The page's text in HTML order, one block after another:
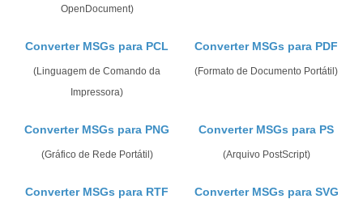
OpenDocument)
Converter MSGs para PCL
(Linguagem de Comando da
Impressora)
Converter MSGs para PDF
(Formato de Documento Portátil)
Converter MSGs para PNG
(Gráfico de Rede Portátil)
Converter MSGs para PS
(Arquivo PostScript)
Converter MSGs para RTF Converter MSGs para SVG